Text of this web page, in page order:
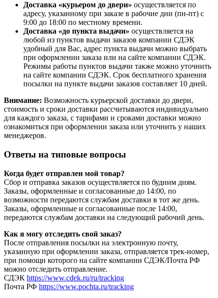
Доставка «курьером до двери» осуществляется по
адресу, указанному при заказе в рабочие дни (пн-пт) с
9:00 до 18:00 по местному времени.
Доставка «до пункта выдачи» осуществляется на
любой из пунктов выдачи заказов компании СДЭК
удобный для Вас, адрес пункта выдачи можно выбрать
при оформлении заказа или на сайте компании СДЭК.
Режимы работы пунктов выдачи также можно уточнить
на сайте компании СДЭК. Срок бесплатного хранения
посылки на пункте выдачи заказов составляет 10 дней.
Внимание: Возможность курьерской доставки до двери,
стоимость и сроки доставки рассчитываются индивидуально
для каждого заказа, с тарифами и сроками доставки можно
ознакомиться при оформлении заказа или уточнить у наших
менеджеров.
Ответы на типовые вопросы
Когда будет отправлен мой товар?
Сбор и отправка заказов осуществляется по будним дням.
Заказы, оформленные и согласованные до 14:00, по
возможности передаются службам доставки в тот же день.
Заказы, оформленные и согласованные после 14:00,
передаются службам доставки на следующий рабочий день.
Как я могу отследить свой заказ?
После отправления посылки на электронную почту,
указанную при оформлении заказа, отправляется трек-номер,
при помощи которого на сайте компании СДЭК/Почта РФ
можно отследить отправление.
СДЭК https://www.cdek.ru/ru/tracking
Почта РФ https://www.pochta.ru/tracking